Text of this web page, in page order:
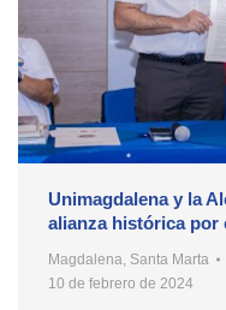
Unimagdalena y la
alianza histórica por
Magdalena, Santa Marta
10 de febrero de 2024